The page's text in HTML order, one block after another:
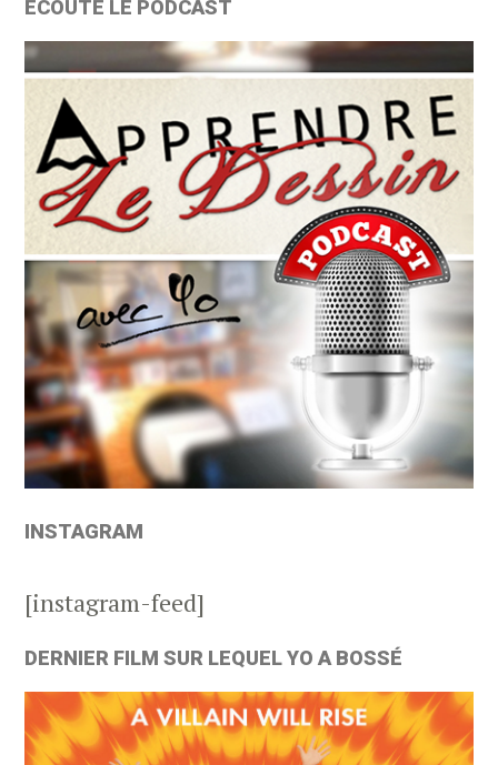
ECOUTE LE PODCAST
INSTAGRAM
[instagram-feed]
DERNIER FILM SUR LEQUEL YO A BOSSÉ